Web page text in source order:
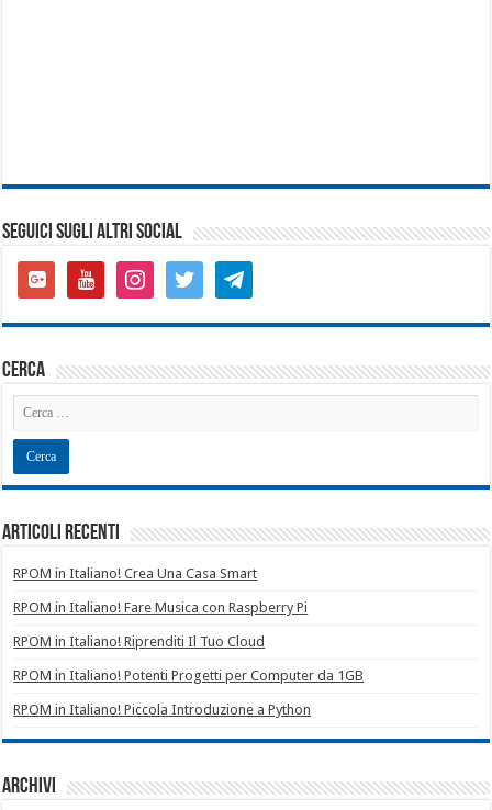
SEGUICI SUGLI ALTRI SOCIAL
google-
plus-
youtubeinstagramtwitter telegram
cerca
Articoli recenti
RPOM in Italiano! Crea Una Casa Smart
RPOM in Italiano! Fare Musica con Raspberry Pi
RPOM in Italiano! Riprenditi Il Tuo Cloud
RPOM in Italiano! Potenti Progetti per Computer da 1GB
RPOM in Italiano! Piccola Introduzione a Python
Archivi